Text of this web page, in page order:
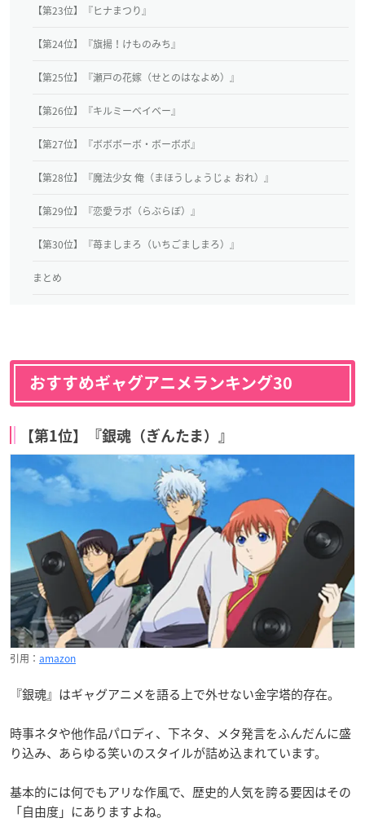
【第23位】『ヒナまつり』
【第24位】『旗揚！けものみち』
【第25位】『瀬戸の花嫁（せとのはなよめ）』
【第26位】『キルミーベイベー』
【第27位】『ボボボーボ・ボーボボ』
【第28位】『魔法少女 俺（まほうしょうじょ おれ）』
【第29位】『恋愛ラボ（らぶらぼ）』
【第30位】『苺ましまろ（いちごましまろ）』
まとめ
おすすめギャグアニメランキング30
【第1位】『銀魂（ぎんたま）』
引用： amazon
『銀魂』はギャグアニメを語る上で外せない金字塔的存在。
時事ネタや他作品パロディ、下ネタ、メタ発言をふんだんに盛
り込み、あらゆる笑いのスタイルが詰め込まれています。
基本的には何でもアリな作風で、歴史的人気を誇る要因はその
「自由度」にありますよね。